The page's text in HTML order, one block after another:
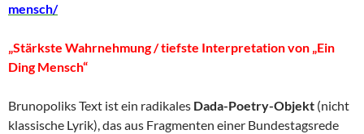
mensch/
„Stärkste Wahrnehmung / tiefste Interpretation von „Ein
Ding Mensch“
Brunopoliks Text ist ein radikales Dada-Poetry-Objekt (nicht
klassische Lyrik), das aus Fragmenten einer Bundestagsrede